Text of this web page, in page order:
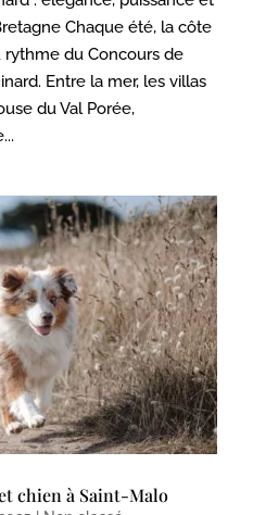
Chaque été, la côte
rythme du Concours de
Entre la mer, les villas
du Val Porée,
chien à Saint-Malo